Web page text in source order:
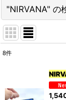
"NIRVANA" の
8件